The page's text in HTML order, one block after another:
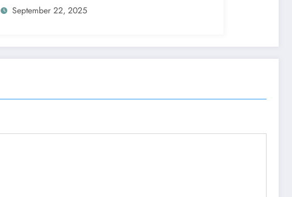
September 22, 2025